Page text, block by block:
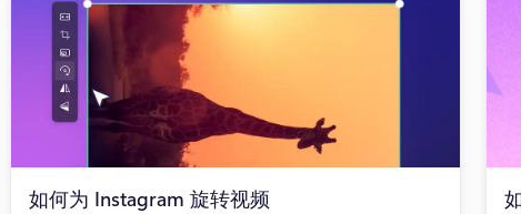
如何为 Instagram 旋转视频